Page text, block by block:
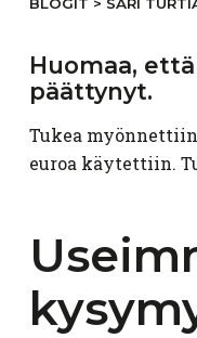
Huomaa, että
päättynyt.
Tukea
euroa käytettiin.